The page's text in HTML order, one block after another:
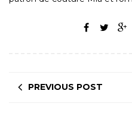
PREVIOUS POST